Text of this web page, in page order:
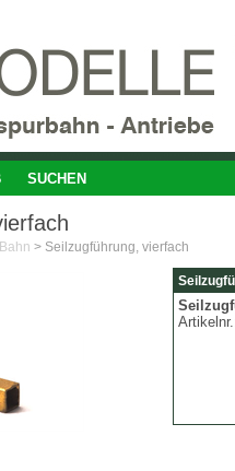
SUCHEN
Bahn > Seilzugführung, vierfach